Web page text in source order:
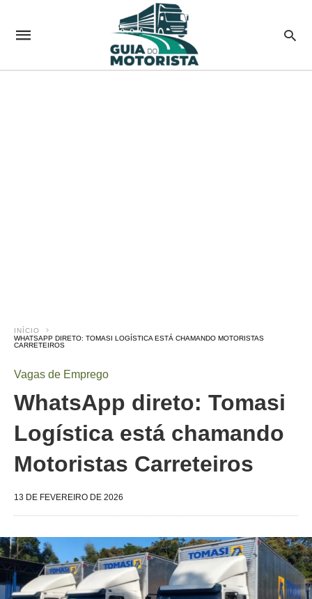
INÍCIO
WHATSAPP DIRETO: TOMASI LOGÍSTICA ESTÁ CHAMANDO MOTORISTAS
CARRETEIROS
Vagas de Emprego
WhatsApp direto: Tomasi
Logística está chamando
Motoristas Carreteiros
13 DE FEVEREIRO DE 2026